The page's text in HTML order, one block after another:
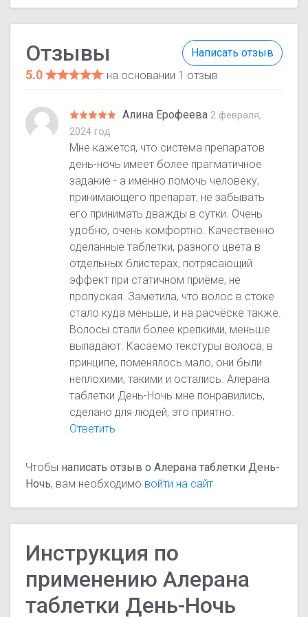
Написать отзыв
Отзывы
5.0 на основании 1 отзыв
Алина Ерофеева 2 февраля,
2024 год
Мне кажется, что система препаратов
день-ночь имеет более прагматичное
задание - а именно помочь человеку,
принимающего препарат, не забывать
его принимать дважды в сутки. Очень
удобно, очень комфортно. Качественно
сделанные таблетки, разного цвета в
отдельных блистерах, потрясающий
эффект при статичном приёме, не
пропуская. Заметила, что волос в стоке
стало куда меньше, и на расчёске также.
Волосы стали более крепкими, меньше
выпадают. Касаемо текстуры волоса, в
принципе, поменялось мало, они были
неплохими, такими и остались. Алерана
таблетки День-Ночь мне понравились,
сделано для людей, это приятно.
Ответить
Чтобы написать отзыв о Алерана таблетки День-
Ночь, вам необходимо войти на сайт
Инструкция по
применению Алерана
таблетки День-Ночь